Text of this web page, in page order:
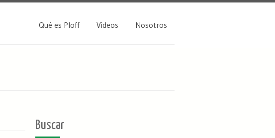
Qué es Ploff Videos Nosotros
Buscar